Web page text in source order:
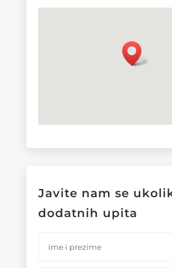
Javite nam se
dodatnih upita